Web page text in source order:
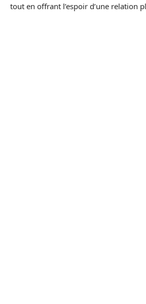
tout en offrant l’espoir d’une relation